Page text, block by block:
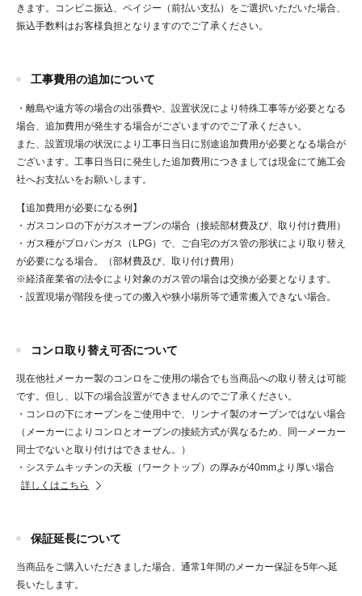
きます。 コンビニ振込、ペイジー（前払い支払）をご選択いただいた場合、
振込手数料はお客様負担となりますのでご了承ください。
工事費用の追加について
・離島や遠方等の場合の出張費や、設置状況により特殊工事等が必要となる
場合、追加費用が発生する場合がございますのでご了承ください。
また、設置現場の状況により工事日当日に別途追加費用が必要となる場合が
ございます。 工事日当日に発生した追加費用につきましては現金にて施工会
社へお支払いをお願いします。
【追加費用が必要になる例】
・ガスコンロの下がガスオーブンの場合（接続部材費及び、取り付け費用）
・ガス種がプロパンガス（LPG）で、ご自宅のガス管の形状により取り替え
が必要になる場合。（部材費及び、取り付け費用）
※経済産業省の法令により対象のガス管の場合は交換が必要となります。
・設置現場が階段を使っての搬入や狭小場所等で通常搬入できない場合。
コンロ取り替え可否について
現在他社メーカー製のコンロをご使用の場合でも当商品への取り替えは可能
です。 但し、以下の場合設置ができませんのでご了承ください。
・コンロの下にオーブンをご使用中で、リンナイ製のオーブンではない場合
（メーカーによりコンロとオーブンの接続方式が異なるため、同一メーカー
同士でないと取り付けはできません。）
・システムキッチンの天板（ワークトップ）の厚みが40mmより厚い場合
詳しくはこちら
保証延長について
当商品をご購入いただきました場合、通常1年間のメーカー保証を5年へ延
長いたします。